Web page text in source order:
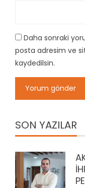
Daha sonraki
posta adresim ve
kaydedilsin.
SON YAZILAR